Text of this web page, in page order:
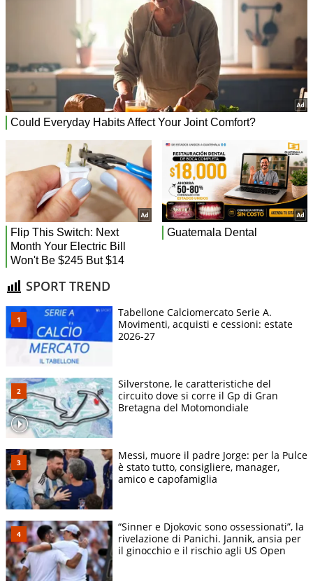
SPORT TREND
Tabellone Calciomercato Serie A.
Movimenti, acquisti e cessioni: estate
2026-27
Silverstone, le caratteristiche del
circuito dove si corre il Gp di Gran
Bretagna del Motomondiale
Messi, muore il padre Jorge: per la Pulce
è stato tutto, consigliere, manager,
amico e capofamiglia
“Sinner e Djokovic sono ossessionati”, la
rivelazione di Panichi. Jannik, ansia per
il ginocchio e il rischio agli US Open